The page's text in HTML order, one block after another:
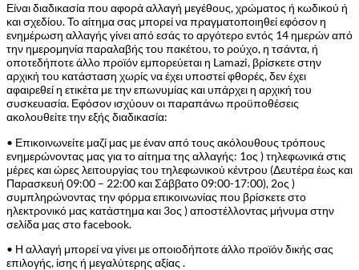
Είναι διαδικασία που αφορά αλλαγή μεγέθους, χρώματος ή κωδικού ή
και σχεδίου. Το αίτημα σας μπορεί να πραγματοποιηθεί εφόσον η
ενημέρωση αλλαγής γίνει από εσάς το αργότερο εντός 14 ημερών από
την ημερομηνία παραλαβής του πακέτου, το ρούχο, η τσάντα, ή
οποτεδήποτε άλλο προϊόν εμπορεύεται η Lamazi, βρίσκετε στην
αρχική του κατάσταση χωρίς να έχει υποστεί φθορές, δεν έχει
αφαιρεθεί η ετικέτα με την επωνυμίας και υπάρχει η αρχική του
συσκευασία. Εφόσον ισχύουν οι παραπάνω προϋποθέσεις
ακολουθείτε την εξής διαδικασία:
• Επικοινωνείτε μαζί μας με έναν από τους ακόλουθους τρόπους
ενημερώνοντας μας για το αίτημα της αλλαγής: 1ος ) τηλεφωνικά στις
μέρες και ώρες λειτουργίας του τηλεφωνικού κέντρου (Δευτέρα έως και
Παρασκευή 09:00 – 22:00 και Σάββατο 09:00-17:00), 2ος )
συμπληρώνοντας την φόρμα επικοινωνίας που βρίσκετε στο
ηλεκτρονικό μας κατάστημα και 3ος ) αποστέλλοντας μήνυμα στην
σελίδα μας στο facebook.
• Η αλλαγή μπορεί να γίνει με οποιοδήποτε άλλο προϊόν δικής σας
επιλογής, ίσης ή μεγαλύτερης αξίας .